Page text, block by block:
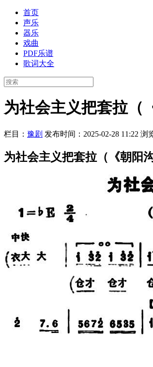
首页
声乐
器乐
戏曲
PDF乐谱
歌词大全
为社会主义把套拉（
栏目： 豫剧 发布时间：2025-02-28 11:22 浏
为社会主义把套拉（《朝阳